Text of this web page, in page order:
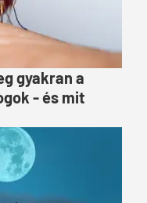
gyakran a
- és mit